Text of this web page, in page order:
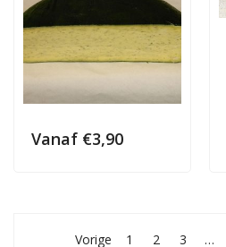
Vanaf €3,90
Vorige 1 2 3 …